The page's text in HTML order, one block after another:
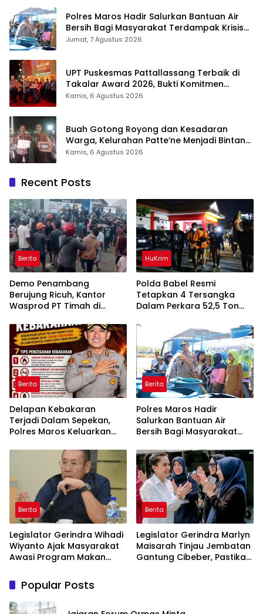
Polres Maros Hadir Salurkan Bantuan Air
Bersih Bagi Masyarakat Terdampak Krisis
Air Bersih Di Maros
Jumat, 7 Agustus 2026
UPT Puskesmas Pattallassang Terbaik di
Takalar Award 2026, Bukti Komitmen
Hadirkan Pelayanan Kesehatan Berkualitas
Kamis, 6 Agustus 2026
Buah Gotong Royong dan Kesadaran
Warga, Kelurahan Patte’ne Menjadi Bintang
Takalar Award 2026
Kamis, 6 Agustus 2026
Recent Posts
Berita
Demo Penambang
Berujung Ricuh, Kantor
Wasprod PT Timah di
HuKrim
Polda Babel Resmi
Tetapkan 4 Tersangka
Dalam Perkara 52,5 Ton
Belitung
Berita
Delapan Kebakaran
Terjadi Dalam Sepekan,
Polres Maros Keluarkan
Masyarakat
Berita
Polres Maros Hadir
Salurkan Bantuan Air
Bersih Bagi Masyarakat
Di Maros
Berita
Legislator Gerindra Wihadi
Wiyanto Ajak Masyarakat
Awasi Program Makan
Sasaran
Berita
Legislator Gerindra Marlyn
Maisarah Tinjau Jembatan
Gantung Cibeber, Pastikan
Popular Posts